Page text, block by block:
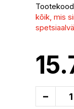
kõik, mis
-